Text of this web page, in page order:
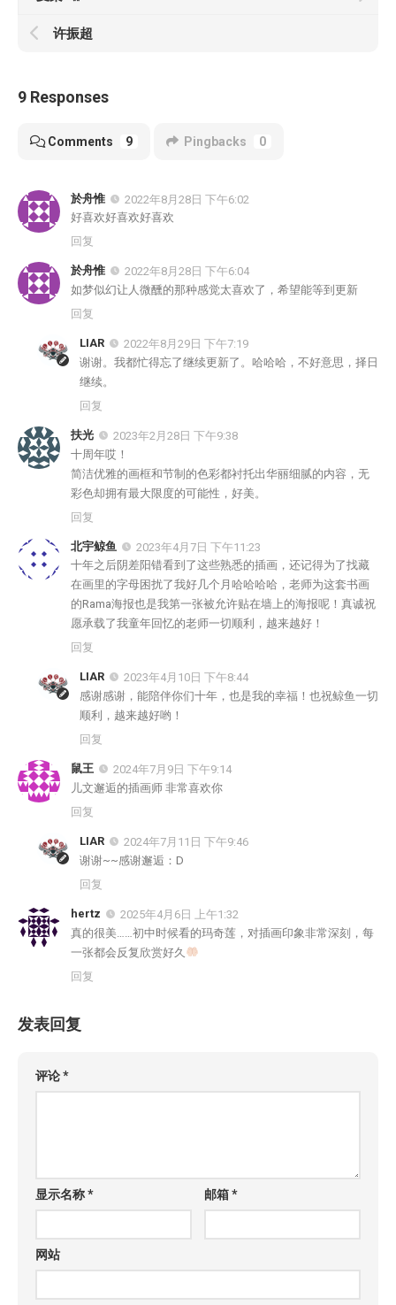
许振超
9 Responses
Comments 9 Pingbacks 0
於舟惟
2022年8月28日 下午6:02
好喜欢好喜欢好喜欢
回复
於舟惟
2022年8月28日 下午6:04
如梦似幻让人微醺的那种感觉太喜欢了，希望能等到更新
回复
LIAR
2022年8月29日 下午7:19
谢谢。我都忙得忘了继续更新了。哈哈哈，不好意思，择日
继续。
回复
扶光
2023年2月28日 下午9:38
十周年哎！
简洁优雅的画框和节制的色彩都衬托出华丽细腻的内容，无
彩色却拥有最大限度的可能性，好美。
回复
北宇鲸鱼
2023年4月7日 下午11:23
十年之后阴差阳错看到了这些熟悉的插画，还记得为了找藏
在画里的字母困扰了我好几个月哈哈哈哈，老师为这套书画
的Rama海报也是我第一张被允许贴在墙上的海报呢！真诚祝
愿承载了我童年回忆的老师一切顺利，越来越好！
回复
LIAR
2023年4月10日 下午8:44
感谢感谢，能陪伴你们十年，也是我的幸福！也祝鲸鱼一切
顺利，越来越好哟！
回复
鼠王
2024年7月9日 下午9:14
儿文邂逅的插画师 非常喜欢你
回复
LIAR
2024年7月11日 下午9:46
谢谢~~感谢邂逅：D
回复
hertz
2025年4月6日 上午1:32
真的很美……初中时候看的玛奇莲，对插画印象非常深刻，每
一张都会反复欣赏好久
回复
发表回复
评论*
显示名称* 邮箱*
网站